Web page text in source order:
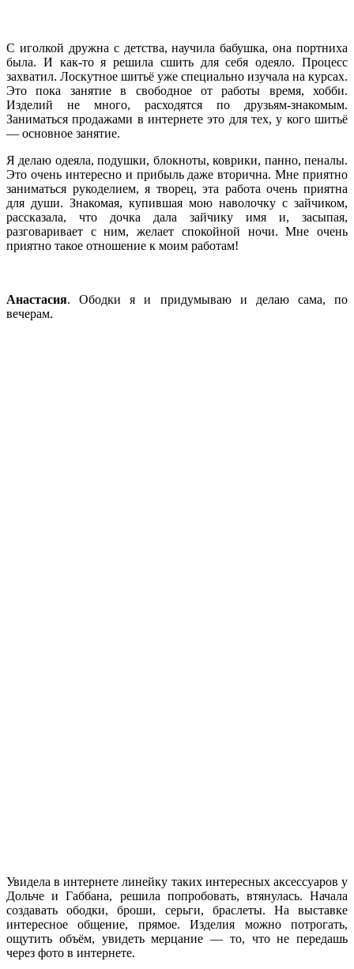
С иголкой дружна с детства, научила бабушка, она портниха
была. И как-то я решила сшить для себя одеяло. Процесс
захватил. Лоскутное шитьё уже специально изучала на курсах.
Это пока занятие в свободное от работы время, хобби.
Изделий не много, расходятся по друзьям-знакомым.
Заниматься продажами в интернете это для тех, у кого шитьё
— основное занятие.
Я делаю одеяла, подушки, блокноты, коврики, панно, пеналы.
Это очень интересно и прибыль даже вторична. Мне приятно
заниматься рукоделием, я творец, эта работа очень приятна
для души. Знакомая, купившая мою наволочку с зайчиком,
рассказала, что дочка дала зайчику имя и, засыпая,
разговаривает с ним, желает спокойной ночи. Мне очень
приятно такое отношение к моим работам!
Анастасия. Ободки я и придумываю и делаю сама, по
вечерам.
Увидела в интернете линейку таких интересных аксессуаров у
Дольче и Габбана, решила попробовать, втянулась. Начала
создавать ободки, броши, серьги, браслеты. На выставке
интересное общение, прямое. Изделия можно потрогать,
ощутить объём, увидеть мерцание — то, что не передашь
через фото в интернете.